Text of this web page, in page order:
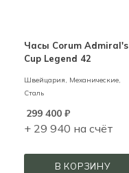
Часы Corum Admiral's
Cup Legend 42
Швейцария, Механические,
Сталь
299 400 ₽
+ 29 940 на счёт
В КОРЗИНУ